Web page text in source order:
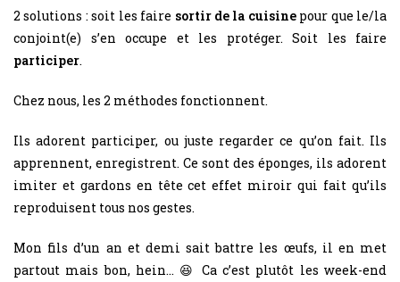
2 solutions : soit les faire sortir de la cuisinepour que le/la
conjoint(e) s’en occupe et les protéger. Soit les faire
participer.
Chez nous, les 2 méthodes fonctionnent.
Ils adorent participer, ou juste regarder ce qu’on fait. Ils
apprennent, enregistrent. Ce sont des éponges, ils adorent
imiter et gardons en tête cet effet miroir qui fait qu’ils
reproduisent tous nos gestes.
Mon fils d’un an et demi sait battre les œufs, il en met
partout mais bon, hein… 😆 Ca c’est plutôt les week-end